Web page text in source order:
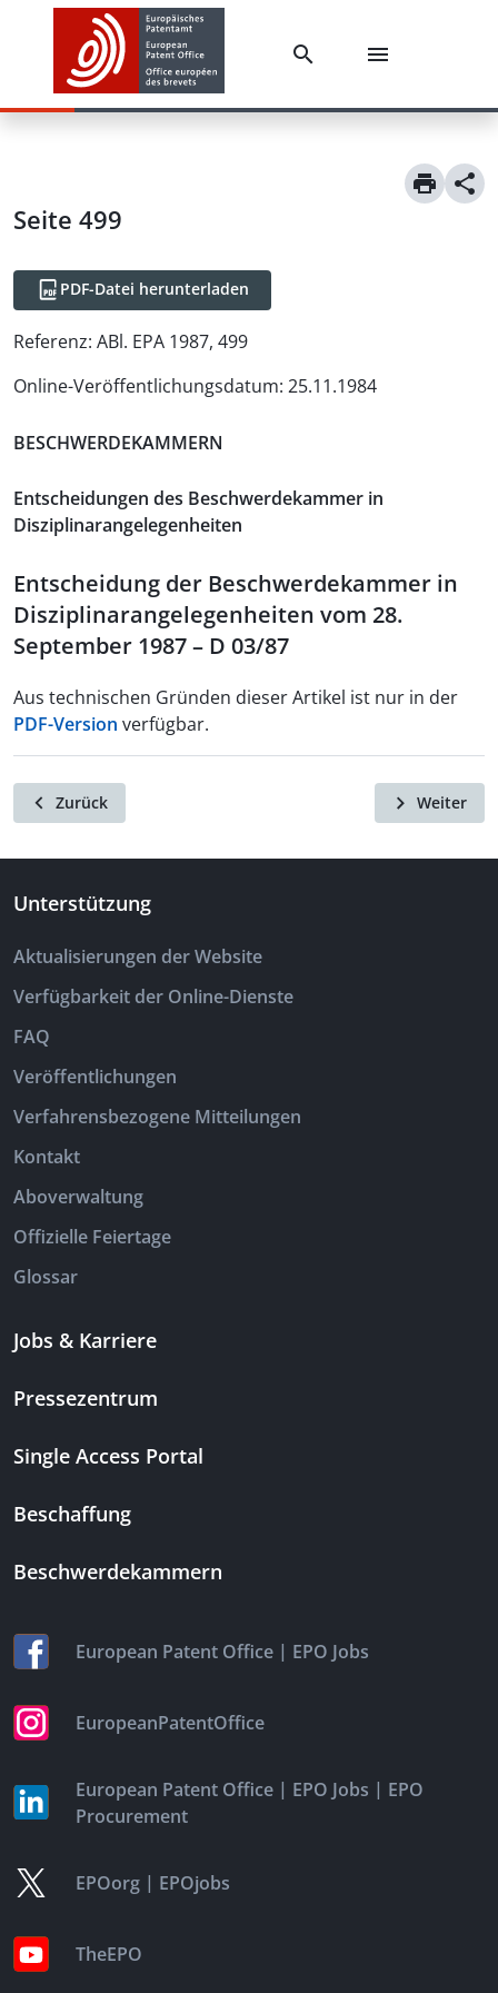
Seite 499
PDF-Datei herunterladen
Referenz: ABl. EPA 1987, 499
Online-Veröffentlichungsdatum: 25.11.1984
BESCHWERDEKAMMERN
Entscheidungen des Beschwerdekammer in
Disziplinarangelegenheiten
Entscheidung der Beschwerdekammer in
Disziplinarangelegenheiten vom 28.
September 1987 – D 03/87
Aus technischen Gründen dieser Artikel ist nur in der
PDF-Version verfügbar.
Zurück Weiter
Unterstützung
Aktualisierungen der Website
Verfügbarkeit der Online-Dienste
FAQ
Veröffentlichungen
Verfahrensbezogene Mitteilungen
Kontakt
Aboverwaltung
Offizielle Feiertage
Glossar
Jobs & Karriere
Pressezentrum
Single Access Portal
Beschaffung
Beschwerdekammern
European Patent Office | EPO Jobs
EuropeanPatentOffice
European Patent Office | EPO Jobs | EPO
Procurement
EPOorg | EPOjobs
TheEPO